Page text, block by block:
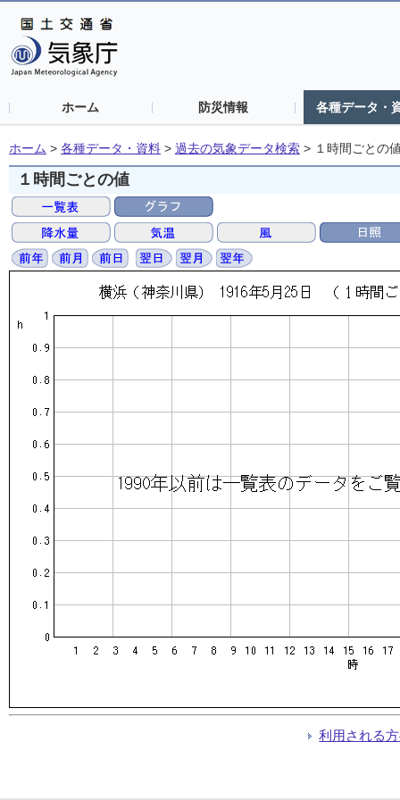
ホーム 防災情報 各種データ・
ホーム > 各種データ・資料 > 過去の気象データ検索 > １時間ごとの
１時間ごとの値
利用される